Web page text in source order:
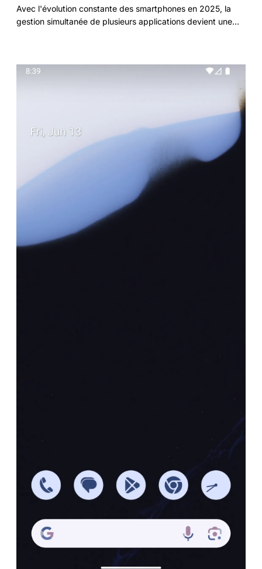
Avec l'évolution constante des smartphones en 2025, la
gestion simultanée de plusieurs applications devient une